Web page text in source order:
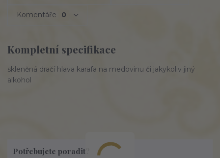
Komentáře 0
Kompletní specifikace
skleněná dračí hlava karafa na medovinu či jakykoliv jiný
alkohol
Potřebujete poradit?